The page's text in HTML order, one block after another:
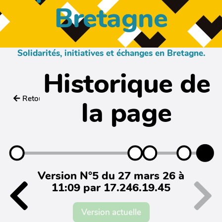
Bretagne
Solidarités, initiatives et échanges en Bretagne.
Retour Historique de
la page
Version N°5 du 27 mars 26 à
11:09 par 17.246.19.45
Version actuelle